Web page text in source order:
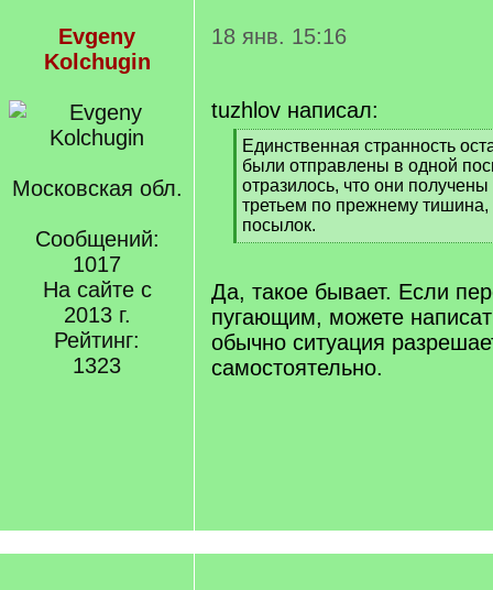
Evgeny
Kolchugin
Московская обл.
Сообщений:
1017
На сайте с
2013 г.
Рейтинг:
1323
18 янв. 15:16
tuzhlov написал:
[
q
]
Единственная странность
были отправлены в одной
отразилось, что они
третьем по прежнему тишина,
посылок.
[
]
Да, такое бывает. Если
пугающим, можете
обычно ситуация
самостоятельно.